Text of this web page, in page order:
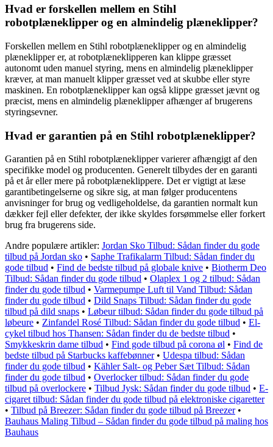
Hvad er forskellen mellem en Stihl
robotplæneklipper og en almindelig plæneklipper?
Forskellen mellem en Stihl robotplæneklipper og en almindelig
plæneklipper er, at robotplæneklipperen kan klippe græsset
autonomt uden manuel styring, mens en almindelig plæneklipper
kræver, at man manuelt klipper græsset ved at skubbe eller styre
maskinen. En robotplæneklipper kan også klippe græsset jævnt og
præcist, mens en almindelig plæneklipper afhænger af brugerens
styringsevner.
Hvad er garantien på en Stihl robotplæneklipper?
Garantien på en Stihl robotplæneklipper varierer afhængigt af den
specifikke model og producenten. Generelt tilbydes der en garanti
på et år eller mere på robotplæneklippere. Det er vigtigt at læse
garantibetingelserne og sikre sig, at man følger producentens
anvisninger for brug og vedligeholdelse, da garantien normalt kun
dækker fejl eller defekter, der ikke skyldes forsømmelse eller forkert
brug fra brugerens side.
Andre populære artikler: Jordan Sko Tilbud: Sådan finder du gode
tilbud på Jordan sko • Saphe Trafikalarm Tilbud: Sådan finder du
gode tilbud • Find de bedste tilbud på globale knive • Biotherm Deo
Tilbud: Sådan finder du gode tilbud • Olaplex 1 og 2 tilbud: Sådan
finder du gode tilbud • Varmepumpe Luft til Vand Tilbud: Sådan
finder du gode tilbud • Dild Snaps Tilbud: Sådan finder du gode
tilbud på dild snaps • Løbeur tilbud: Sådan finder du gode tilbud på
løbeure • Zinfandel Rosé Tilbud: Sådan finder du gode tilbud • El-
cykel tilbud hos Thansen: Sådan finder du de bedste tilbud •
Smykkeskrin dame tilbud • Find gode tilbud på corona øl • Find de
bedste tilbud på Starbucks kaffebønner• Udespa tilbud: Sådan
finder du gode tilbud • Kähler Salt- og Peber Sæt Tilbud: Sådan
finder du gode tilbud • Overlocker tilbud: Sådan finder du gode
tilbud på overlockere • Tilbud Jysk: Sådan finder du gode tilbud • E-
cigaret tilbud: Sådan finder du gode tilbud på elektroniske cigaretter
• Tilbud på Breezer: Sådan finder du gode tilbud på Breezer•
Bauhaus Maling Tilbud – Sådan finder du gode tilbud på maling hos
Bauhaus